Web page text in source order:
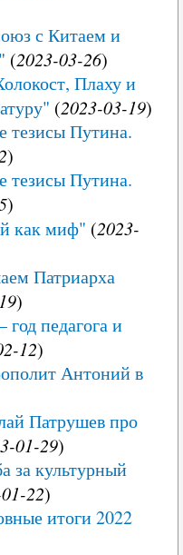
с Китаем и
(2023-03-26)
Плаху и
(2023-03-19)
Путина.
)
Путина.
)
как миф" (2023-
Патриарха
)
педагога и
12)
Антоний в
Патрушев про
01-29)
за культурный
22)
итоги 2022